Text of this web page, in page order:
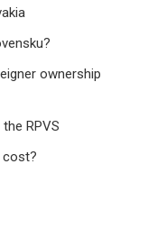
ownership
RPVS
cost?